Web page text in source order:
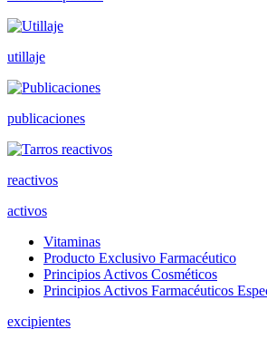
utillaje
publicaciones
reactivos
activos
Vitaminas
Producto Exclusivo Farmacéutico
Principios Activos Cosméticos
Principios Activos Farmacéuticos
excipientes